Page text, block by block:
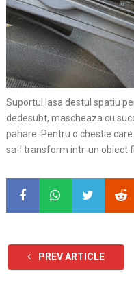
Suportul lasa destul spatiu
dedesubt, mascheaza cu
pahare. Pentru o chestie
sa-l transform intr-un obiect
PREV ARTICLE